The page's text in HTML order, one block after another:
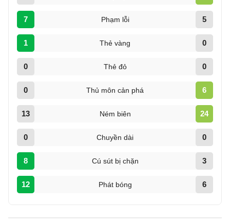
7 Phạm lỗi 5
1 Thẻ vàng 0
0 Thẻ đỏ 0
0 Thủ môn cản phá 6
13 Ném biên 24
0 Chuyền dài 0
8 Cú sút bị chặn 3
12 Phát bóng 6